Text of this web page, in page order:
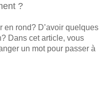
?
en rond? D’avoir quelques
Dans cet article, vous
un mot pour passer à